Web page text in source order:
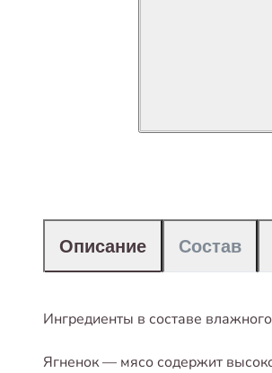
Описание Состав
Ингредиенты в составе
Ягненок — мясо содержит